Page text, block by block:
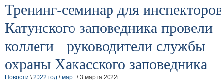
Тренинг-семинар для
Катунского заповедника провели
коллеги - руководители службы
охраны Хакасского заповедника
Новости \2022 год \март \ 3 марта 2022г